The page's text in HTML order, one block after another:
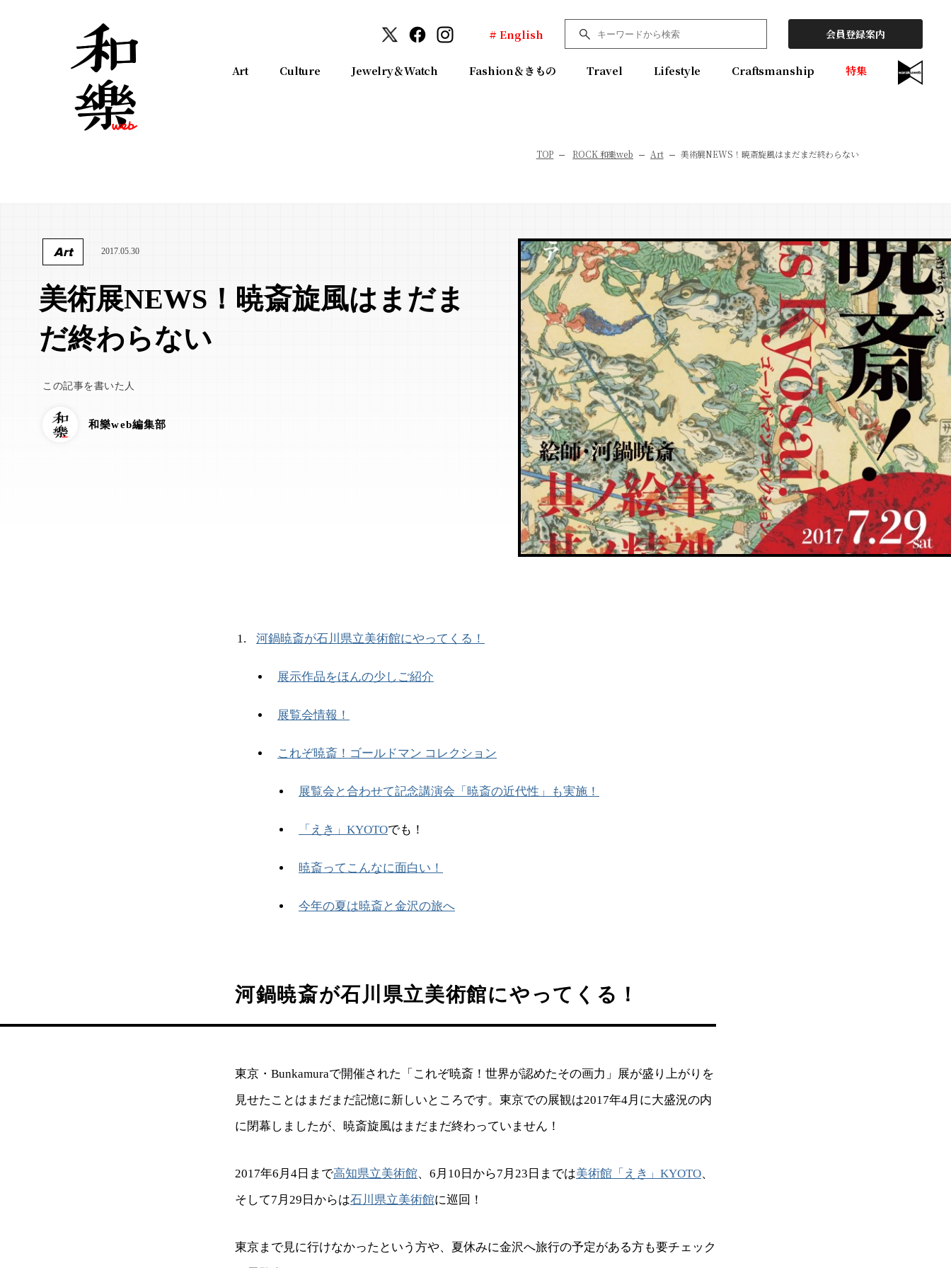
# English 会員登録案内
Art Culture Jewelry＆Watch Fashion＆きもの Travel Lifestyle Craftsmanship 特集
TOP ROCK 和樂web Art 美術展NEWS！暁斎旋風はまだまだ終わらない
Art 2017.05.30
美術展NEWS！暁斎旋風はまだま
だ終わらない
この記事を書いた人
和樂web編集部
河鍋暁斎が石川県立美術館にやってくる！
展示作品をほんの少しご紹介
展覧会情報！
これぞ暁斎！ゴールドマン コレクション
展覧会と合わせて記念講演会「暁斎の近代性」も実施！
「えき」KYOTOでも！
暁斎ってこんなに面白い！
今年の夏は暁斎と金沢の旅へ
河鍋暁斎が石川県立美術館にやってくる！
東京・Bunkamuraで開催された「これぞ暁斎！世界が認めたその画力」展が盛り上がりを
見せたことはまだまだ記憶に新しいところです。東京での展観は2017年4月に大盛況の内
に閉幕しましたが、暁斎旋風はまだまだ終わっていません！
2017年6月4日まで高知県立美術館、6月10日から7月23日までは美術館「えき」KYOTO、
そして7月29日からは石川県立美術館に巡回！
東京まで見に行けなかったという方や、夏休みに金沢へ旅行の予定がある方も要チェック